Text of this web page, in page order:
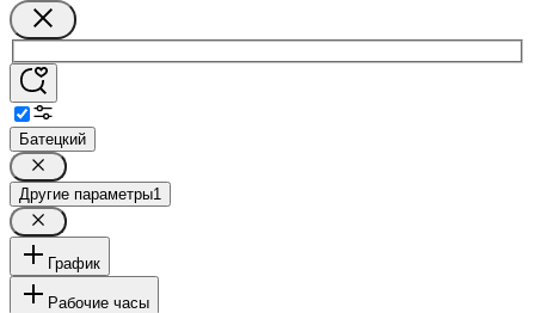
Батецкий
Другие параметры1
График
Рабочие часы